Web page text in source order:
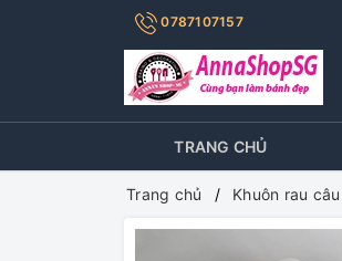
0787107157
TRANG CHỦ
Trang chủ Khuôn rau câu